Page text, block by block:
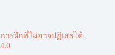
การฝึกที่ไม่อาจปฏิเสธได้
4.0